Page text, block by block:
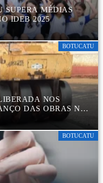
SUPERA MÉDIAS
IDEB 2025
BOTUCATU
NOS
DAS OBRAS NA
BOTUCATU